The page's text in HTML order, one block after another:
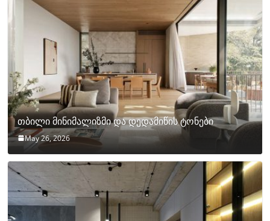
თბილი მინიმალიზმი და დედამიწის ტონები
May 26, 2026